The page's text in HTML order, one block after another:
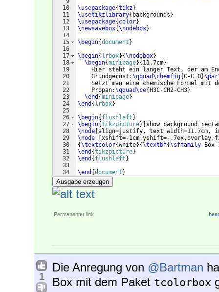
10
11
12
13
14
15
16
17
18
19
20
21
22
23
24
25
26
27
28
29
30
31
32
33
34
\usepackage{tikz}
\usetikzlibrary{ backgrounds }
\usepackage{ color}
\newsavebox{\nodebox}
\begin{document }
\begin{ lrbox}{\nodebox}
\begin{minipage}{ 11.7cm}
Hier steht ein langer Text, der am
    Grundgerüst:
\qquad\chemfig{C-C=O}
Setzt man eine chemische Formel mit
    Propan:
\qquad\ce{ H3C-CH2-CH3}
\end {minipage}
\end { lrbox}
\begin{ flushleft }
\begin{tikzpicture}
show background
\node align=justify, text width=11.7cm,
\node
xshift=-1cm,yshift=-
{\textcolor{white}{\textbf{\sffamily Box
\end {tikzpicture}
\end { flushleft }
\end {document }
Ausgabe erzeugen
Permanenter link
1
Die Anregung von @Bartman
Box mit dem Paket tcolorbox